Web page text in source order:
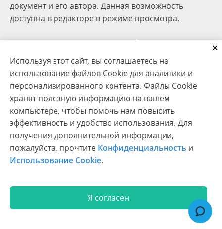
документ и его автора. Данная возможность
доступна в редакторе в режиме просмотра.
Второй вариант реализации цифровой подписи –
создание в редакторе специального поля, где
пользователь может оставить подпись средствами
программы для работы с PDF. Другими словами,
этот вариант дает возможность пользователю
подписать документ уникальным электронным
идентификатором без использования специальных
программ и расширений.
Функциональные возможности поля цифровой
загрузить изображение, добавить текст и
описание, а также настроить внешний вид
подписи: выбрать цвет текста подписи, цвет фона,
Используя этот сайт, вы соглашаетесь на
использование файлов Cookie для аналитики и
персонализированного контента. Файлы Cookie
хранят полезную информацию на вашем
компьютере, чтобы помочь нам повысить
эффективность и удобство использования. Для
получения дополнительной информации,
пожалуйста, прочтите Конфиденциальность и
Использование Cookie.
Я согласен